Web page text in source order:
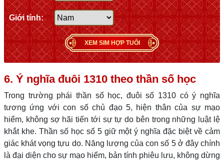
Giới tính:
XEM SIM HỢP TUỔI
6. Ý nghĩa đuôi 1310 theo thần số học
Trong trường phái thần số học, đuôi số 1310 có ý nghĩa
tương ứng với con số chủ đạo 5, hiện thân của sự mạo
hiểm, không sợ hãi tiến tới sự tự do bên trong những luật lệ
khắt khe. Thần số học số 5 giữ một ý nghĩa đặc biệt về cảm
giác khát vọng tựu do. Năng lượng của con số 5 ở đây chính
là đại diện cho sự mạo hiểm, bản tính phiêu lưu, không dừng